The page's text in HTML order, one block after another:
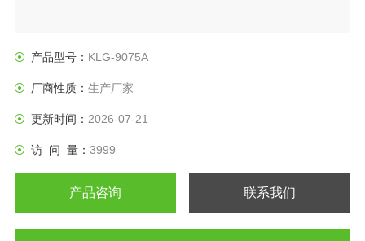
产品型号： KLG-9075A
厂商性质： 生产厂家
更新时间： 2026-07-21
访 问 量： 3999
产品咨询 联系我们